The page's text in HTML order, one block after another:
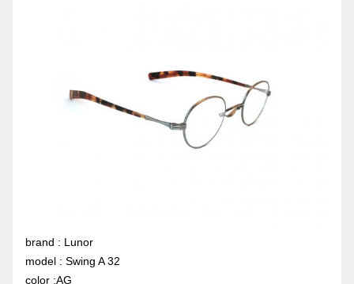
brand : Lunor
model : Swing A 32
color :AG